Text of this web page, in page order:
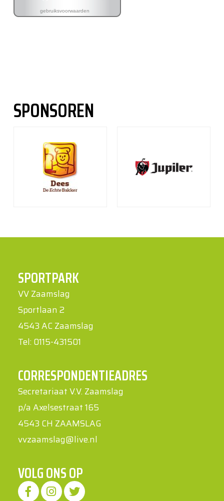
SPONSOREN
SPORTPARK
VV Zaamslag
Sportlaan 2
4543 AC Zaamslag
Tel: 0115-431501
CORRESPONDENTIEADRES
Secretariaat V.V. Zaamslag
p/a Axelsestraat 165
4543 CH ZAAMSLAG
vvzaamslag@live.nl
VOLG ONS OP